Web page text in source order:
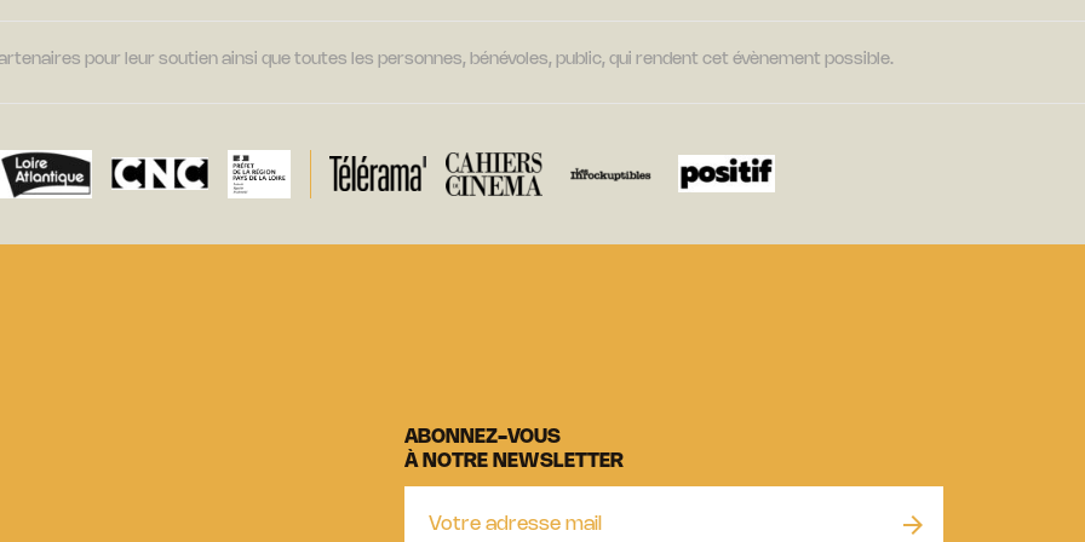
pour leur soutien ainsi que toutes les personnes, bénévoles, public, qui rendent cet évènement possible.
ABONNEZ-VOUS
À NOTRE NEWSLETTER